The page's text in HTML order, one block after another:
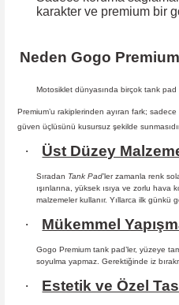
karakter ve premium bir
Neden Gogo
Motosiklet dünyasında birçok tank pad
Premium’u rakiplerinden ayıran fark;
güven üçlüsünü kusursuz şekilde
· Üst Düzey
Sıradan Tank Pad’ler zamanla renk
ışınlarına, yüksek ısıya ve zorlu hava
malzemeler kullanır. Yıllarca ilk günkü
· Mükemmel
Gogo Premium tank pad’ler, yüzeye
soyulma yapmaz. Gerektiğinde iz
· Estetik ve Özel